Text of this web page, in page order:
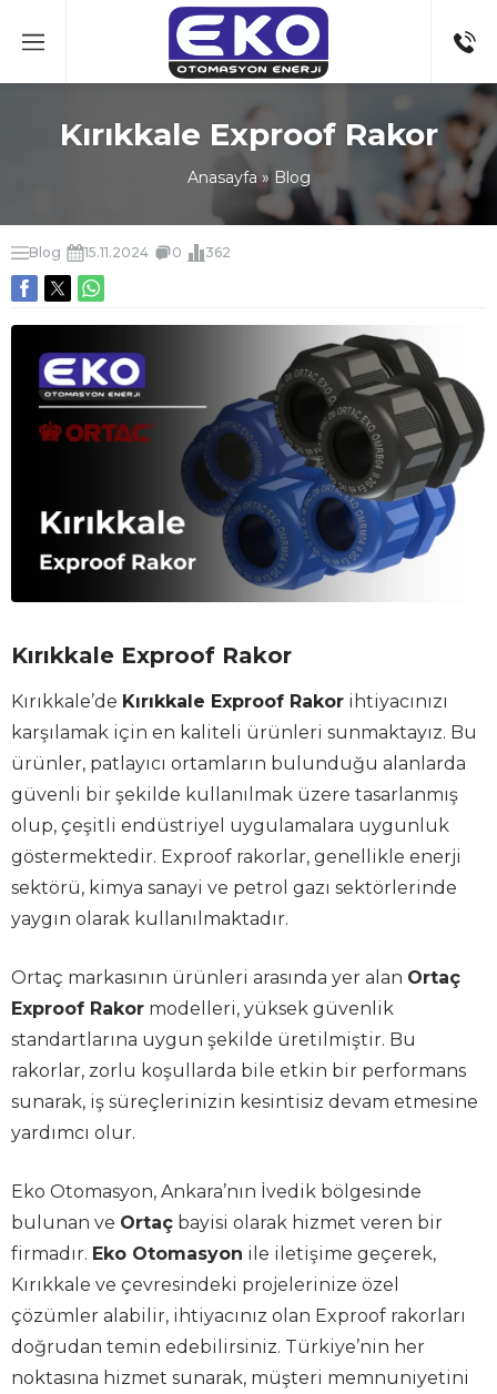
Kırıkkale Exproof Rakor
Anasayfa» Blog
Blog 15.11.2024 0 362
Kırıkkale Exproof Rakor
Kırıkkale’de Kırıkkale Exproof Rakor ihtiyacınızı
karşılamak için en kaliteli ürünleri sunmaktayız. Bu
ürünler, patlayıcı ortamların bulunduğu alanlarda
güvenli bir şekilde kullanılmak üzere tasarlanmış
olup, çeşitli endüstriyel uygulamalara uygunluk
göstermektedir. Exproof rakorlar, genellikle enerji
sektörü, kimya sanayi ve petrol gazı sektörlerinde
yaygın olarak kullanılmaktadır.
Ortaç markasının ürünleri arasında yer alan Ortaç
Exproof Rakor modelleri, yüksek güvenlik
standartlarına uygun şekilde üretilmiştir. Bu
rakorlar, zorlu koşullarda bile etkin bir performans
sunarak, iş süreçlerinizin kesintisiz devam etmesine
yardımcı olur.
Eko Otomasyon, Ankara’nın İvedik bölgesinde
bulunan ve Ortaç bayisi olarak hizmet veren bir
firmadır. Eko Otomasyon ile iletişime geçerek,
Kırıkkale ve çevresindeki projelerinize özel
çözümler alabilir, ihtiyacınız olan Exproof rakorları
doğrudan temin edebilirsiniz. Türkiye’nin her
noktasına hizmet sunarak, müşteri memnuniyetini